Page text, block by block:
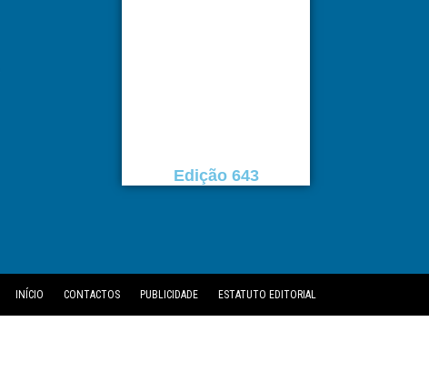
Edição 643
INÍCIO CONTACTOS PUBLICIDADE ESTATUTO EDITORIAL